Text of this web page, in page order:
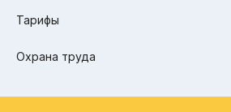
Тарифы
Охрана труда